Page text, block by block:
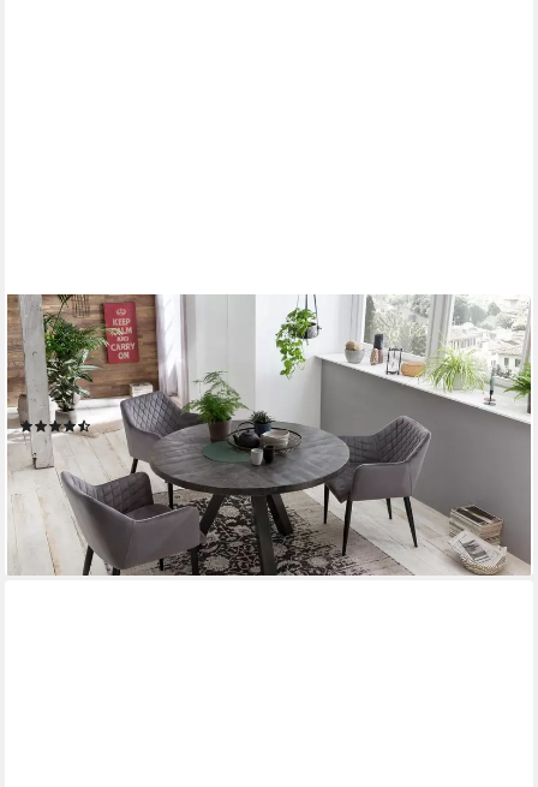
SIT
Esstisch Hanoi rund aus Mangoholz 120 cm Massivholz Vintage
Industrial, 3-Bein-Gestell in Gun-Metal-Grau mit rustikaler
Tischplatte
(41)
478,57 €
lieferbar - in 7-9 Werktagen bei dir